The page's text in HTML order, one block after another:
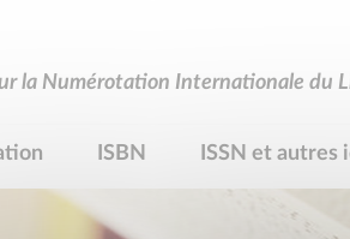
la Numérotation Internationale du
ISBN ISSN et